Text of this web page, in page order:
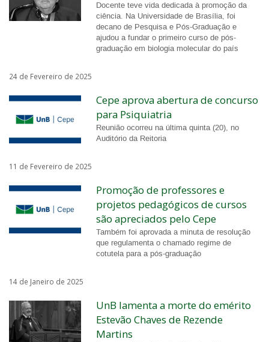
Docente teve vida dedicada à promoção da
ciência. Na Universidade de Brasília, foi
decano de Pesquisa e Pós-Graduação e
ajudou a fundar o primeiro curso de pós-
graduação em biologia molecular do país
24 de Fevereiro de 2025
Cepe aprova abertura de concurso
para Psiquiatria
Reunião ocorreu na última quinta (20), no
Auditório da Reitoria
11 de Fevereiro de 2025
Promoção de professores e
projetos pedagógicos de cursos
são apreciados pelo Cepe
Também foi aprovada a minuta de resolução
que regulamenta o chamado regime de
cotutela para a pós-graduação
14 de Janeiro de 2025
UnB lamenta a morte do emérito
Estevão Chaves de Rezende
Martins